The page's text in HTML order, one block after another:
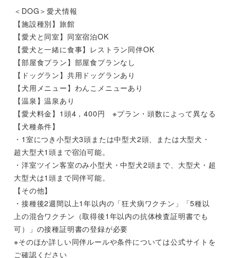
＜DOG＞愛犬情報
【施設種別】旅館
【愛犬と同室】同室宿泊OK
【愛犬と一緒に食事】レストラン同伴OK
【部屋食プラン】部屋食プランなし
【ドッグラン】共用ドッグランあり
【犬用メニュー】わんこメニューあり
【温泉】温泉あり
【愛犬料金】1頭4，400円 ※プラン・頭数によって異なる
【犬種条件】
・1室につき小型犬3頭または中型犬2頭、または大型犬・
超大型犬1頭まで宿泊可能。
・洋室ツイン客室のみ小型犬・中型犬2頭まで、大型犬・超
大型犬は1頭まで同伴可能。
【その他】
・接種後2週間以上1年以内の「狂犬病ワクチン」「5種以
上の混合ワクチン（取得後1年以内の抗体検査証明書でも
可）」の接種証明書の登録が必要
※そのほか詳しい同伴ルールや条件については公式サイトを
ご確認ください